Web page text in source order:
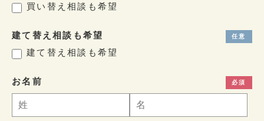
買い替え相談も希望
建て替え相談も希望
建て替え相談も希望
お名前